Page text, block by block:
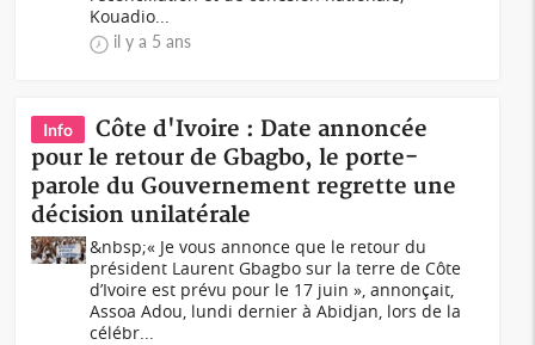
Kouadio...
il y a 5 ans
Info
Côte d'Ivoire : Date annoncée
pour le retour de Gbagbo, le porte-
parole du Gouvernement regrette une
décision unilatérale
&nbsp;« Je vous annonce que le retour du
président Laurent Gbagbo sur la terre de Côte
d’Ivoire est prévu pour le 17 juin », annonçait,
Assoa Adou, lundi dernier à Abidjan, lors de la
célébr...